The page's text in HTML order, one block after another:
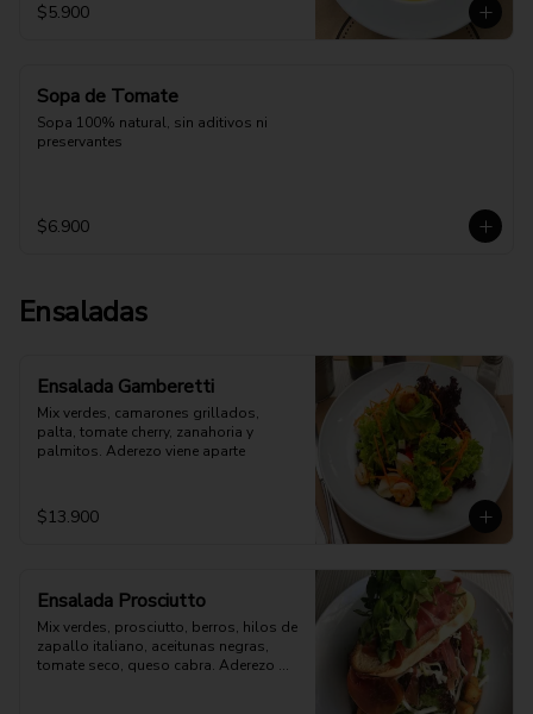
$5.900
Sopa de Tomate
Sopa 100% natural, sin aditivos ni
preservantes
$6.900
Ensaladas
Ensalada Gamberetti
Mix verdes, camarones grillados,
palta, tomate cherry, zanahoria y
palmitos. Aderezo viene aparte
$13.900
Ensalada Prosciutto
Mix verdes, prosciutto, berros, hilos de
zapallo italiano, aceitunas negras,
tomate seco, queso cabra. Aderezo